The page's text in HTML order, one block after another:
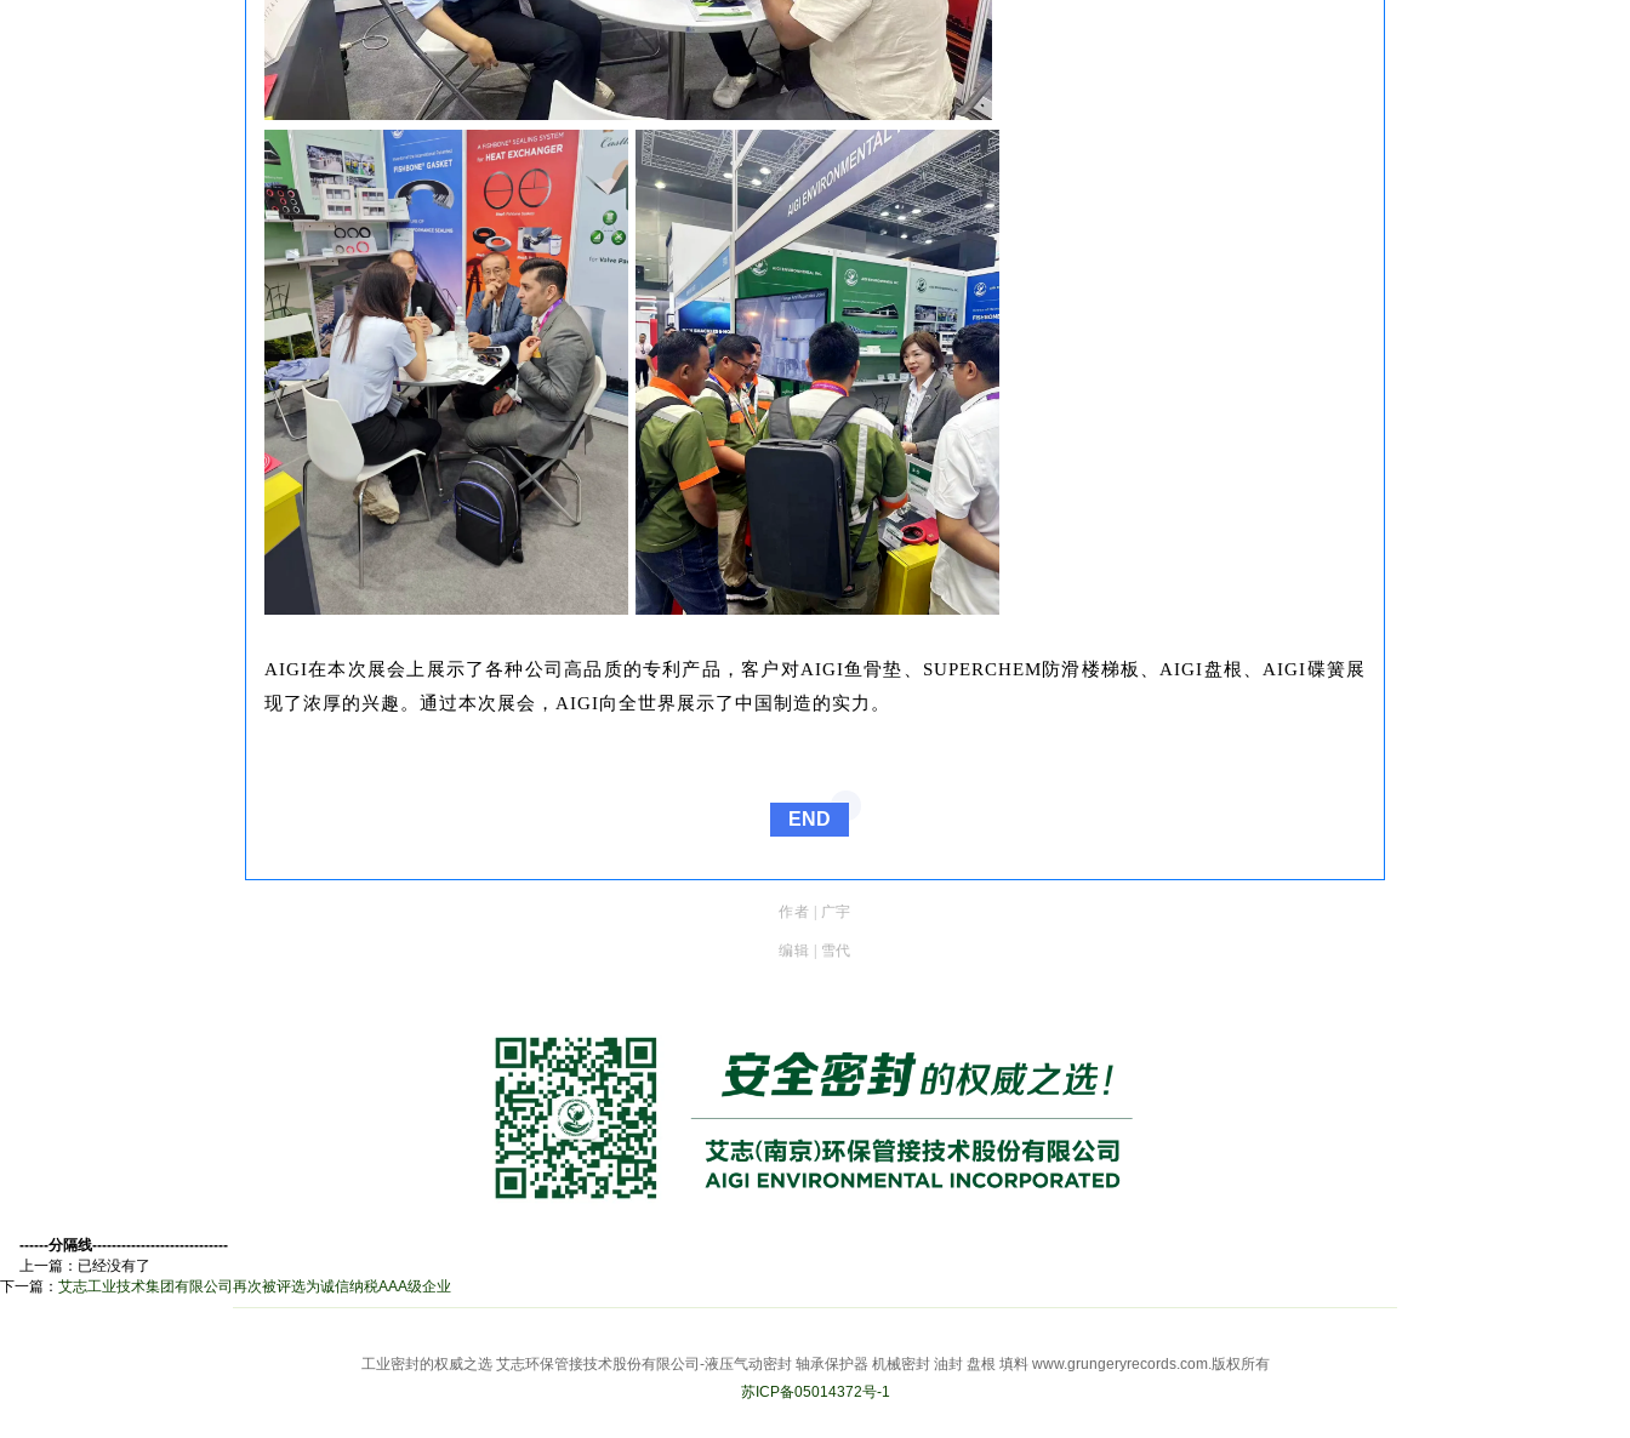
AIGI在本次展会上展示了各种公司高品质的专利产品，客户对AIGI鱼骨垫、SUPERCHEM防滑楼梯板、AIGI盘根、AIGI碟簧展
现了浓厚的兴趣。通过本次展会，AIGI向全世界展示了中国制造的实力。
END
作者 | 广宇
编辑 | 雪代
------分隔线----------------------------
上一篇：已经没有了
下一篇： 艾志工业技术集团有限公司再次被评选为诚信纳税AAA级企业
工业密封的权威之选 艾志环保管接技术股份有限公司-液压气动密封 轴承保护器 机械密封 油封 盘根 填料 www.grungeryrecords.com.版权所有
苏ICP备05014372号-1